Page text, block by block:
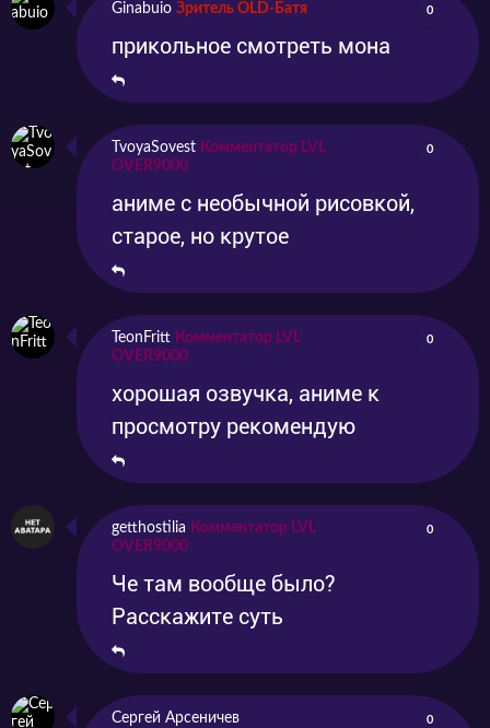
Ginabuio Зритель OLD-Батя 0
прикольное смотреть мона
TvoyaSovest Комментатор LVL
OVER9000
0
аниме с необычной рисовкой,
старое, но крутое
TeonFritt Комментатор LVL
OVER9000
0
хорошая озвучка, аниме к
просмотру рекомендую
getthostilia Комментатор LVL
OVER9000
0
Че там вообще было?
Расскажите суть
Сергей Арсеничев
0